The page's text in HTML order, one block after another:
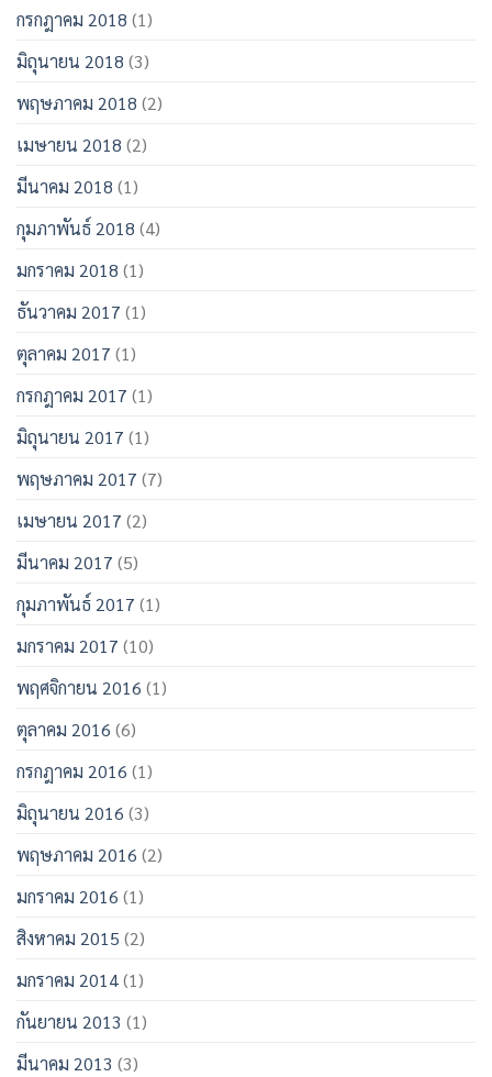
กรกฎาคม 2018 (1)
มิถุนายน 2018 (3)
พฤษภาคม 2018 (2)
เมษายน 2018 (2)
มีนาคม 2018 (1)
กุมภาพันธ์ 2018 (4)
มกราคม 2018 (1)
ธันวาคม 2017 (1)
ตุลาคม 2017 (1)
กรกฎาคม 2017 (1)
มิถุนายน 2017 (1)
พฤษภาคม 2017 (7)
เมษายน 2017 (2)
มีนาคม 2017 (5)
กุมภาพันธ์ 2017 (1)
มกราคม 2017 (10)
พฤศจิกายน 2016 (1)
ตุลาคม 2016 (6)
กรกฎาคม 2016 (1)
มิถุนายน 2016 (3)
พฤษภาคม 2016 (2)
มกราคม 2016 (1)
สิงหาคม 2015 (2)
มกราคม 2014(1)
กันยายน 2013 (1)
มีนาคม 2013 (3)